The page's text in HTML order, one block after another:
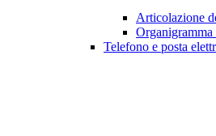
Articolazione
Organigramma
Telefono e posta